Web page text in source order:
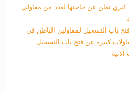
كبري تعلن عن حاجتها لعدد من مقاولي
باب التسجيل لمقاولين الباطن فى
كبيرة عن فتح باب التسجيل